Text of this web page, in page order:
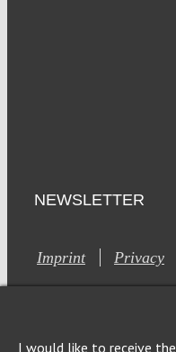
NEWSLETTER
Imprint Privacy
I would like to receive